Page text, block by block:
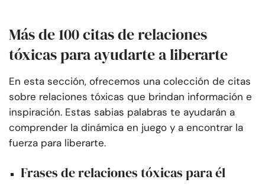
Más de 100 citas de relaciones
tóxicas para ayudarte a liberarte
En esta sección, ofrecemos una colección de citas
sobre relaciones tóxicas que brindan información e
inspiración. Estas sabias palabras te ayudarán a
comprender la dinámica en juego y a encontrar la
fuerza para liberarte.
Frases de relaciones tóxicas para él